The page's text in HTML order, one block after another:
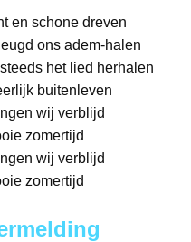
en schone dreven
ons adem-halen
het lied herhalen
buitenleven
wij verblijd
zomertijd
wij verblijd
zomertijd